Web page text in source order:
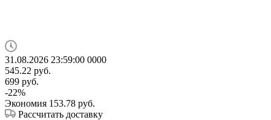
31.08.2026 23:59:00 0000
545.22 руб.
699 руб.
-22%
Экономия 153.78 руб.
Рассчитать доставку